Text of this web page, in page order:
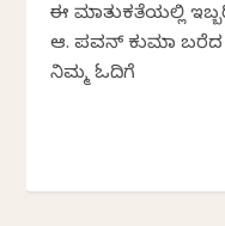
ಈ ಮಾತುಕತೆಯಲ್ಲಿ
ಆರ್. ಪವನ್‌ ಕುಮಾರ್
ನಿಮ್ಮ ಓದಿಗೆ